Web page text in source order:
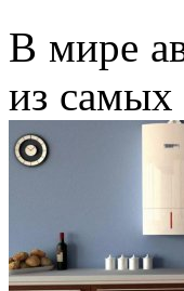
В мире
из самых